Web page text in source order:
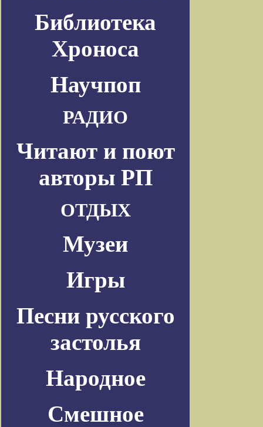
Библиотека
Хроноса
Научпоп
РАДИО
Читают и поют
авторы РП
ОТДЫХ
Музеи
Игры
Песни русского
застолья
Народное
Смешное